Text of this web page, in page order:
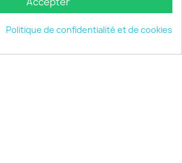
keyboard_arrow_down
Politique de confidentialité et de cookies